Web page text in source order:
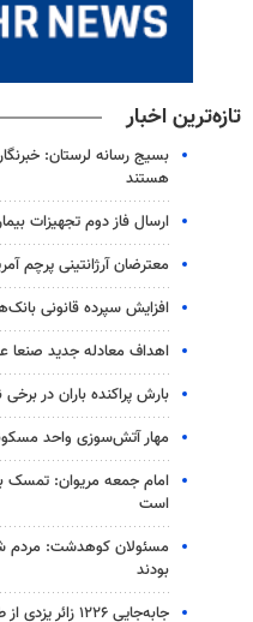
تازه‌ترین اخبار
بسیج رسانه لرستان:
هستند
ارسال فاز دوم تجهیزات
معترضان آرژانتینی پرچم
افزایش سپرده قانونی
اهداف معادله جدید صنعا
بارش پراکنده باران در
مهار آتش‌سوزی واحد
امام جمعه مریوان: تمسک
است
مسئولان کوهدشت: مردم
بودند
جابه‌جایی ۱۲۲۶ زائر یزدی از طریق پروازهای اربعین فرودگاه شهید صدوقی